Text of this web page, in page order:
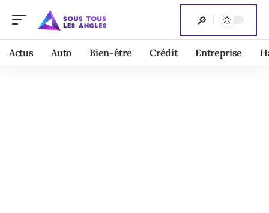
Actus Auto Bien-être Crédit Entreprise